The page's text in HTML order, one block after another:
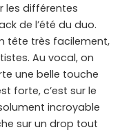
les différentes
de l’été du duo.
tête très facilement,
Au vocal, on
une belle touche
forte, c’est sur le
incroyable
sur un drop tout